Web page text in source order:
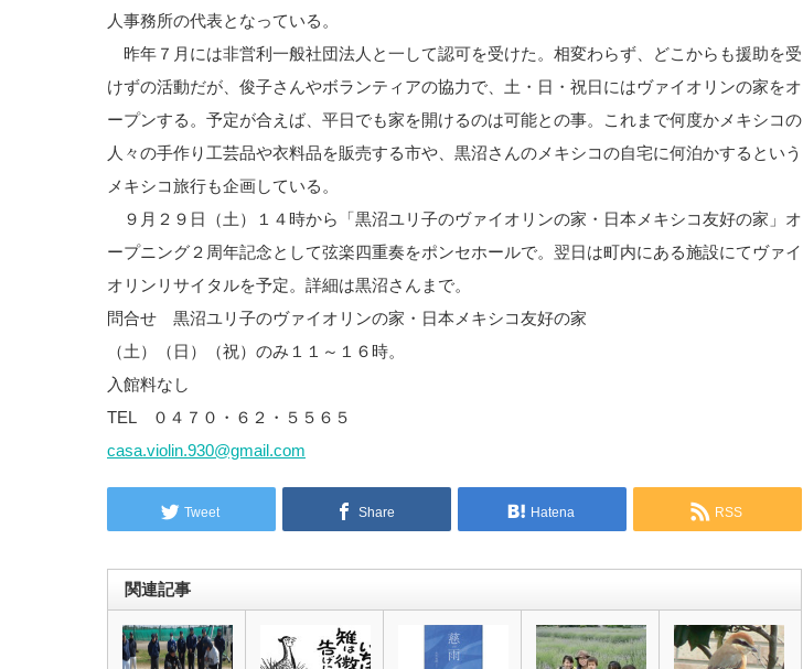
人事務所の代表となっている。
昨年７月には非営利一般社団法人と一して認可を受けた。相変わらず、どこからも援助を受
けずの活動だが、俊子さんやボランティアの協力で、土・日・祝日にはヴァイオリンの家をオ
ープンする。予定が合えば、平日でも家を開けるのは可能との事。これまで何度かメキシコの
人々の手作り工芸品や衣料品を販売する市や、黒沼さんのメキシコの自宅に何泊かするという
メキシコ旅行も企画している。
９月２９日（土）１４時から「黒沼ユリ子のヴァイオリンの家・日本メキシコ友好の家」オ
ープニング２周年記念として弦楽四重奏をポンセホールで。翌日は町内にある施設にてヴァイ
オリンリサイタルを予定。詳細は黒沼さんまで。
問合せ 黒沼ユリ子のヴァイオリンの家・日本メキシコ友好の家
（土）（日）（祝）のみ１１～１６時。
入館料なし
TEL ０４７０・６２・５５６５
casa.violin.930@gmail.com
Tweet Share Hatena RSS
関連記事